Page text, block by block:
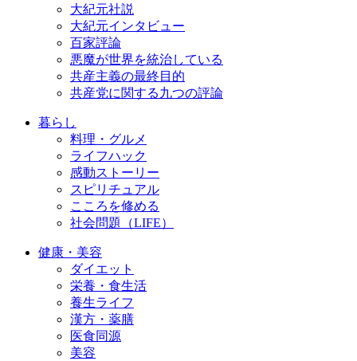
大紀元社説
大紀元インタビュー
百家評論
悪魔が世界を統治している
共産主義の最終目的
共産党に関する九つの評論
暮らし
料理・グルメ
ライフハック
感動ストーリー
スピリチュアル
こころを修める
社会問題（LIFE）
健康・美容
ダイエット
栄養・食生活
養生ライフ
漢方・薬膳
医食同源
美容